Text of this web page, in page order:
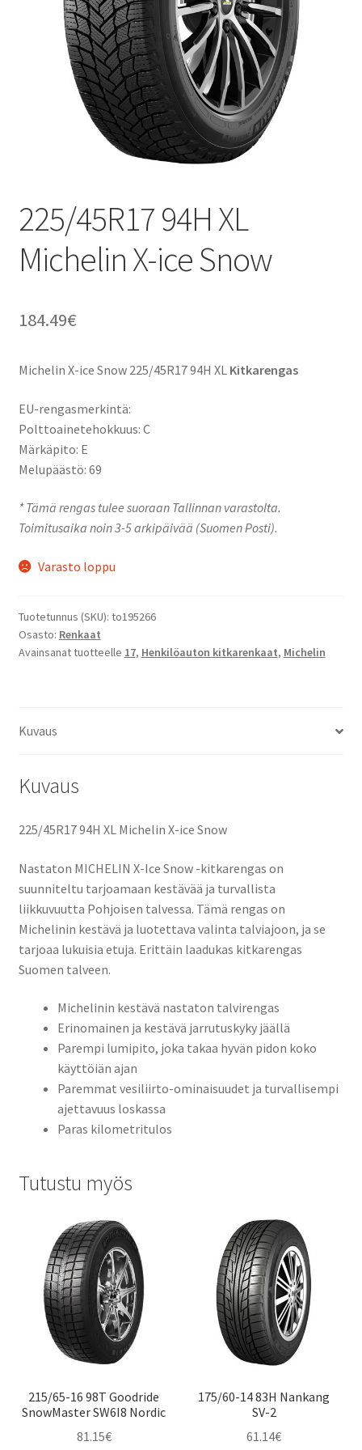
225/45R17 94H XL
Michelin X-ice Snow
184.49€
Michelin X-ice Snow 225/45R17 94H XL Kitkarengas
EU-rengasmerkintä:
Polttoainetehokkuus: C
Märkäpito: E
Melupäästö: 69
* Tämä rengas tulee suoraan Tallinnan varastolta.
Toimitusaika noin 3-5 arkipäivää (Suomen Posti).
Varasto loppu
Tuotetunnus (SKU): to195266
Osasto: Renkaat
Avainsanat tuotteelle 17, Henkilöauton kitkarenkaat, Michelin
Kuvaus
Kuvaus
225/45R17 94H XL Michelin X-ice Snow
Nastaton MICHELIN X-Ice Snow -kitkarengas on
suunniteltu tarjoamaan kestävää ja turvallista
liikkuvuutta Pohjoisen talvessa. Tämä rengas on
Michelinin kestävä ja luotettava valinta talviajoon, ja se
tarjoaa lukuisia etuja. Erittäin laadukas kitkarengas
Suomen talveen.
Michelinin kestävä nastaton talvirengas
Erinomainen ja kestävä jarrutuskyky jäällä
Parempi lumipito, joka takaa hyvän pidon koko
käyttöiän ajan
Paremmat vesiliirto-ominaisuudet ja turvallisempi
ajettavuus loskassa
Paras kilometritulos
Tutustu myös
215/65-16 98T Goodride
SnowMaster SW6I8 Nordic
81.15€
175/60-14 83H Nankang
SV-2
61.14€